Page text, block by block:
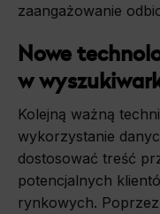
zaangażowanie
Nowe
w
Kolejną ważną
wykorzystanie
dostosować treść
potencjalnych
rynkowych.